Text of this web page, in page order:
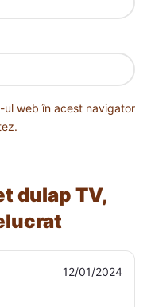
dulap TV,
12/01/2024
ul web în acest navigator